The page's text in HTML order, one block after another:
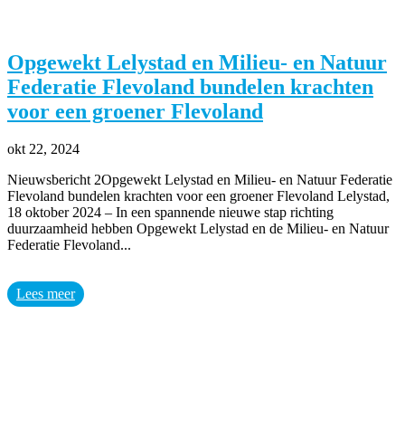
Opgewekt Lelystad en Milieu- en Natuur
Federatie Flevoland bundelen krachten
voor een groener Flevoland
okt 22, 2024
Nieuwsbericht 2Opgewekt Lelystad en Milieu- en Natuur Federatie
Flevoland bundelen krachten voor een groener Flevoland Lelystad,
18 oktober 2024 – In een spannende nieuwe stap richting
duurzaamheid hebben Opgewekt Lelystad en de Milieu- en Natuur
Federatie Flevoland...
Lees meer